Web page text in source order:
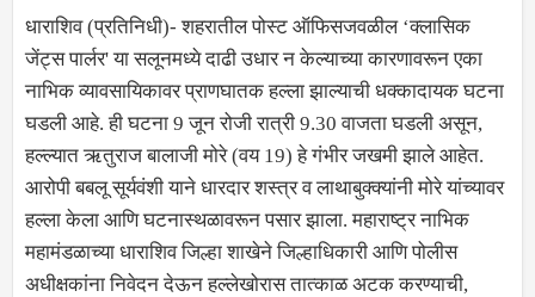
धाराशिव (प्रतिनिधी)- शहरातील पोस्ट ऑफिसजवळील ‌‘क्लासिक
जेंट्स पार्लर' या सलूनमध्ये दाढी उधार न केल्याच्या कारणावरून एका
नाभिक व्यावसायिकावर प्राणघातक हल्ला झाल्याची धक्कादायक घटना
घडली आहे. ही घटना 9 जून रोजी रात्री 9.30 वाजता घडली असून,
हल्ल्यात ऋतुराज बालाजी मोरे (वय 19) हे गंभीर जखमी झाले आहेत.
आरोपी बबलू सूर्यवंशी याने धारदार शस्त्र व लाथाबुक्क्यांनी मोरे यांच्यावर
हल्ला केला आणि घटनास्थळावरून पसार झाला. महाराष्ट्र नाभिक
महामंडळाच्या धाराशिव जिल्हा शाखेने जिल्हाधिकारी आणि पोलीस
अधीक्षकांना निवेदन देऊन हल्लेखोरास तात्काळ अटक करण्याची,